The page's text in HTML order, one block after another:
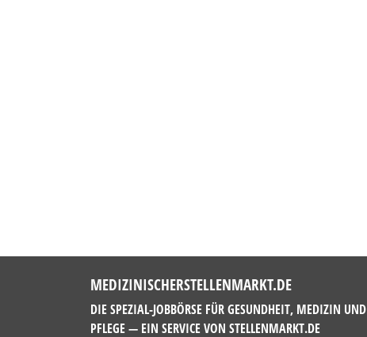
MEDIZINISCHERSTELLENMARKT.DE
DIE SPEZIAL-JOBBÖRSE FÜR GESUNDHEIT, MEDIZIN UND
PFLEGE — EIN SERVICE VON STELLENMARKT.DE